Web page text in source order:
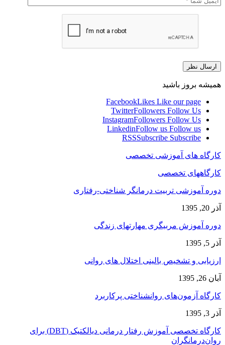
همیشه بروز باشید
FacebookLikes Like our page
TwitterFollowers Follow Us
InstagramFollowers Follow Us
LinkedinFollow us Follow us
RSSSubscribe Subscribe
کارگاه های آموزشی تخصصی
کارگاههای تخصصی
دوره آموزشی تربیت درمانگر شناختی-رفتاری
آذر 20, 1395
دوره آموزش مربیگری مهارتهای زندگی
آذر 5, 1395
ارزیابی و تشخیص بالینی اختلال های روانی
آبان 26, 1395
کارگاه آزمون‌های روانشناختی پرکاربرد
آذر 3, 1395
کارگاه تخصصی آموزش رفتار درمانی دیالکتیک (DBT) برای
روان‌درمانگران